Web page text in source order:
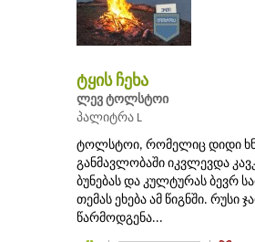
ტყის ჩეხა
ლევ ტოლსტოი
პალიტრა L
ტოლსტოი, რომელიც დიდი
განმავლობაში იკვლევდა
ბუნებას და კულტურას ბევრ
თემას ეხება ამ წიგნში. რუსი
წარმოდგენა...